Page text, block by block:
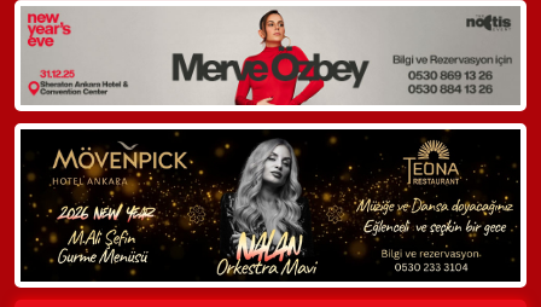
WhatsApp ile Bilgi Alın
Hemen Arayın
Detaylı Bilgi Alın